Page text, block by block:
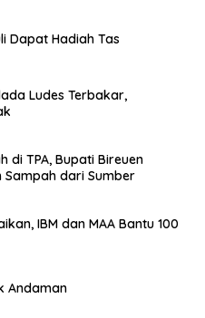
Dapat Hadiah Tas
Ludes Terbakar,
di TPA, Bupati Bireuen
Sampah dari Sumber
IBM dan MAA Bantu 100
Andaman